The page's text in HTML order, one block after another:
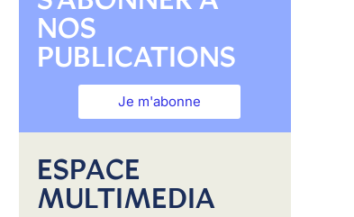
NOS
PUBLICATIONS
Je m'abonne
ESPACE
MULTIMEDIA